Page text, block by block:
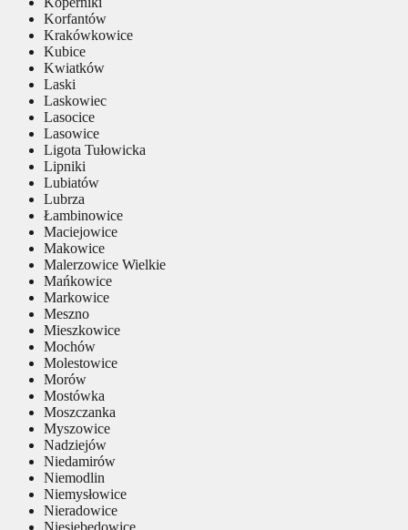
Korfantów
Krakówkowice
Kubice
Kwiatków
Laski
Laskowiec
Lasocice
Lasowice
Ligota Tułowicka
Lipniki
Lubiatów
Lubrza
Łambinowice
Maciejowice
Makowice
Malerzowice Wielkie
Mańkowice
Markowice
Meszno
Mieszkowice
Mochów
Molestowice
Morów
Mostówka
Moszczanka
Myszowice
Nadziejów
Niedamirów
Niemodlin
Niemysłowice
Nieradowice
Niesiebędowice